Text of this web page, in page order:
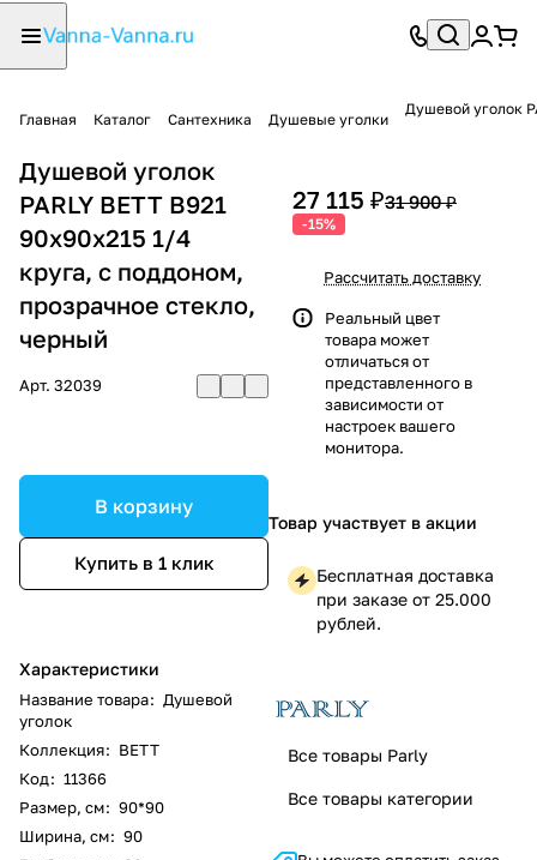
Главная Каталог Сантехника Душевые уголки
Душевой уголок
Душевой уголок
PARLY BETT B921
90х90х215 1/4
круга, с поддоном,
прозрачное стекло,
черный
Арт. 32039
В корзину
Купить в 1 клик
Характеристики
Название товара: Душевой
уголок
Коллекция: BETT
Код: 11366
Размер, см: 90*90
Ширина, см: 90
27 115 ₽31 900 ₽
-15%
Рассчитать доставку
Реальный цвет
товара может
отличаться от
представленного в
зависимости от
настроек вашего
монитора.
Товар участвует в акции
Бесплатная доставка
при заказе от 25.000
рублей.
Все товары Parly
Все товары категории